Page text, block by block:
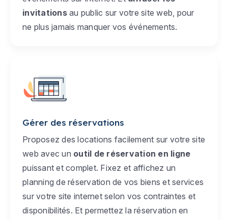
invitationsau public sur votre site web, pour
ne plus jamais manquer vos événements.
Gérer des réservations
Proposez des locations facilement sur votre site
web avec un outil de réservation en ligne
puissant et complet. Fixez et affichez un
planning de réservation de vos biens et services
sur votre site internet selon vos contraintes et
disponibilités. Et permettez la réservation en